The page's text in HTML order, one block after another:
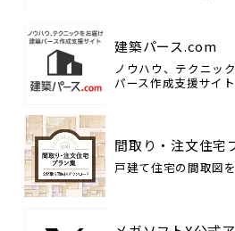
建築パース.com
ノウハウ、テクニッ
パース作成支援サイト
間取り・注文住宅
戸建て住宅の間取図